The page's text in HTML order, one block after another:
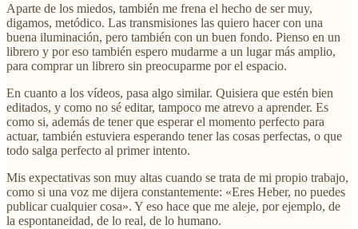
Aparte de los miedos, también me frena el hecho de ser muy,
digamos, metódico. Las transmisiones las quiero hacer con una
buena iluminación, pero también con un buen fondo. Pienso en un
librero y por eso también espero mudarme a un lugar más amplio,
para comprar un librero sin preocuparme por el espacio.
En cuanto a los vídeos, pasa algo similar. Quisiera que estén bien
editados, y como no sé editar, tampoco me atrevo a aprender. Es
como si, además de tener que esperar el momento perfecto para
actuar, también estuviera esperando tener las cosas perfectas, o que
todo salga perfecto al primer intento.
Mis expectativas son muy altas cuando se trata de mi propio trabajo,
como si una voz me dijera constantemente: «Eres Heber, no puedes
publicar cualquier cosa». Y eso hace que me aleje, por ejemplo, de
la espontaneidad, de lo real, de lo humano.